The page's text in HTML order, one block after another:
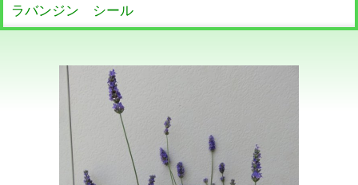
ラバンジン シール